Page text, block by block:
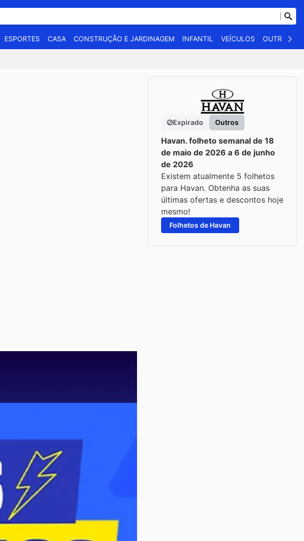
ESPORTES CASA CONSTRUÇÃO E JARDINAGEM INFANTIL VEÍCULOS OUTROS
Expirado Outros
Havan. folheto semanal de 18
de maio de 2026 a 6 de junho
de 2026
Existem atualmente 5 folhetos
para Havan. Obtenha as suas
últimas ofertas e descontos hoje
mesmo!
Folhetos de Havan